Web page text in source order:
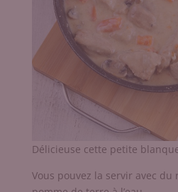
Délicieuse cette petite
Vous pouvez la servir avec du